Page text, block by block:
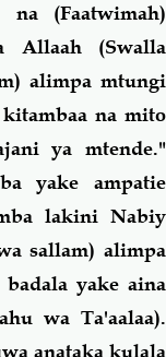
(Faatwimah)
Allaah (Swalla
alimpa mtungi
na mito
ya mtende."
yake ampatie
lakini Nabiy
sallam) alimpa
yake aina
wa Ta'aalaa).
anataka kulala